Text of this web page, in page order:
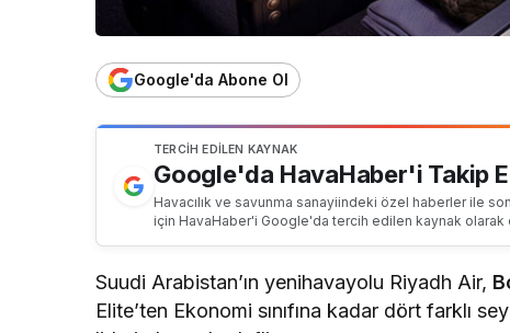
Google'da Abone Ol
TERCIH EDILEN KAYNAK
Google'da HavaHaber'i Takip
Havacılık ve savunma sanayiindeki özel haberler ile
için HavaHaber'i Google'da tercih edilen kaynak olarak
Suudi Arabistan’ın yenihavayolu Riyadh Air,
Elite’ten Ekonomi sınıfına kadar dört farklı